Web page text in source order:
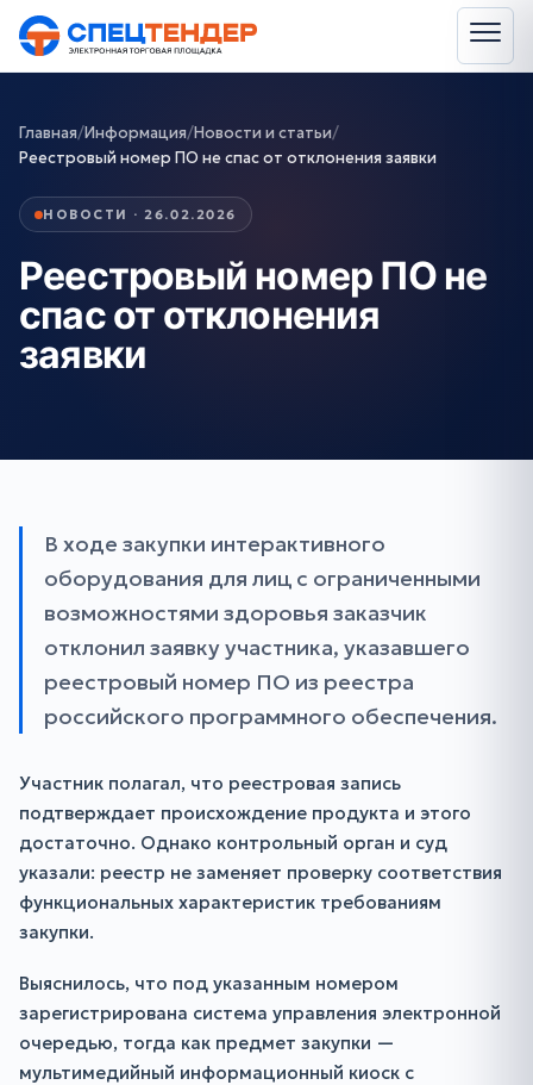
Главная/Информация/Новости и статьи/
Реестровый номер ПО не спас от отклонения заявки
НОВОСТИ · 26.02.2026
Реестровый номер ПО не
спас от отклонения
заявки
В ходе закупки интерактивного
оборудования для лиц с ограниченными
возможностями здоровья заказчик
отклонил заявку участника, указавшего
реестровый номер ПО из реестра
российского программного обеспечения.
Участник полагал, что реестровая запись
подтверждает происхождение продукта и этого
достаточно. Однако контрольный орган и суд
указали: реестр не заменяет проверку соответствия
функциональных характеристик требованиям
закупки.
Выяснилось, что под указанным номером
зарегистрирована система управления электронной
очередью, тогда как предмет закупки —
мультимедийный информационный киоск с